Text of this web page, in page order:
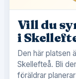
Vill du
i
Den här platsen
Skellefteå. Bli
föräldrar